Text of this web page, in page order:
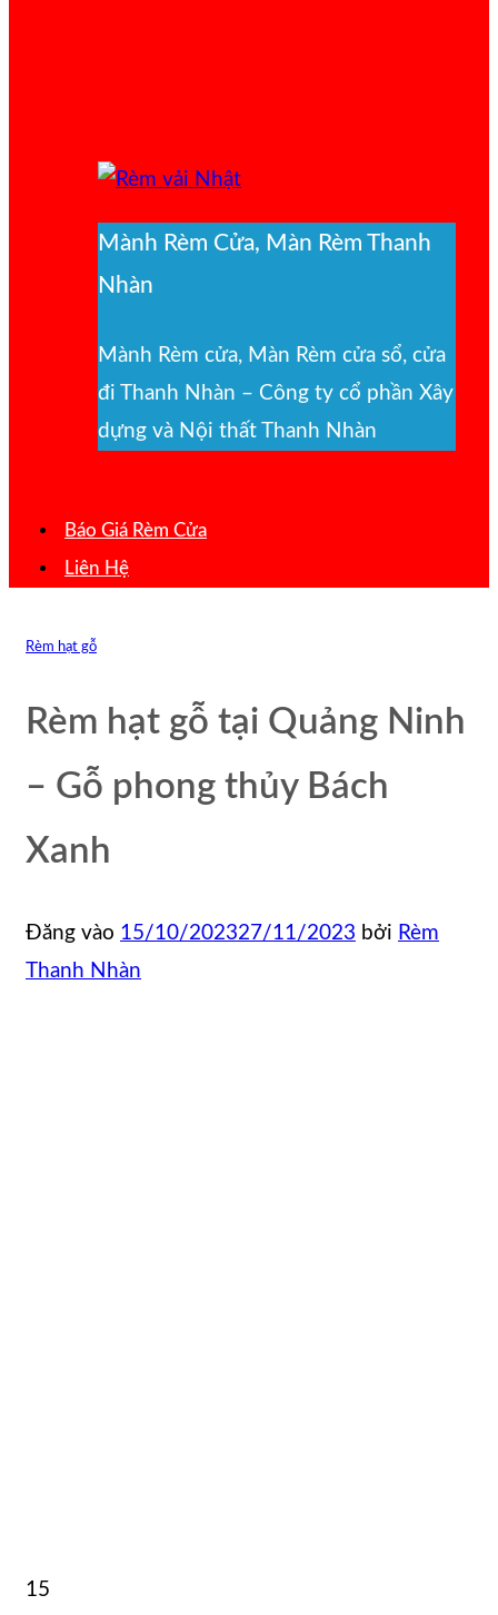
Mành Rèm Cửa, Màn Rèm Thanh
Nhàn
Mành Rèm cửa, Màn Rèm cửa sổ, cửa
đi Thanh Nhàn – Công ty cổ phần Xây
dựng và Nội thất Thanh Nhàn
Báo Giá Rèm Cửa
Liên Hệ
Rèm hạt gỗ
Rèm hạt gỗ tại Quảng Ninh
– Gỗ phong thủy Bách
Xanh
Đăng vào 15/10/202327/11/2023 bởi Rèm
Thanh Nhàn
15